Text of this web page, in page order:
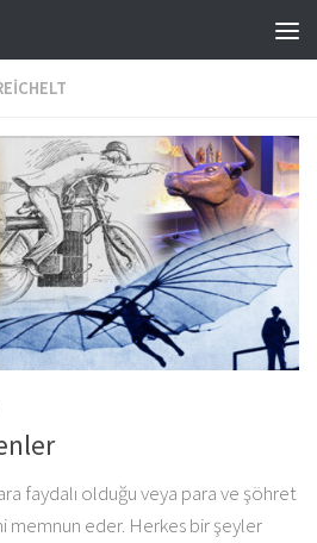
faydalı olduğu veya para ve şöhret
memnun eder. Herkes bir şeyler